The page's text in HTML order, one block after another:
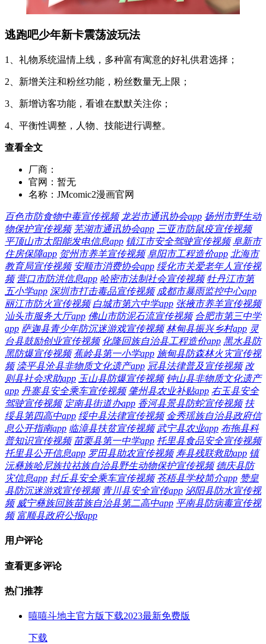
逃跑吧少年新卡震荡波玩法
1、礼物系统温情上线，多种富有寓意的好礼供君选择；
2、新增关注和粉丝功能，粉丝数量无上限；
3、新增访客功能，看谁在默默关注你；
4、平衡性调整，人物、技能进行调整。
查看全文
厂商：
官网： 暂无
名称： JMcomic2漫画官网
百色市防食物中毒宣传视频 龙岩市通讯协会app 扬州市野生动
物保护宣传视频 芜湖市通讯协会app 三亚市防鼠疫宣传视频
平顶山市太阳能发电信息app 镇江市安全驾驶宣传视频 阜新市
住房保障app 贺州市养羊宣传视频 阜阳市工程造价app 北海市
教育局宣传视频 安顺市消费协会app 绥化市关爱老年人宣传视
频 营口市防洪信息app 哈密市法制社会宣传视频 牡丹江市第
五小学app 深圳市打击毒品宣传视频 成都市暴雨监控中心app
丽江市防火宣传视频 白城市第六中学app 张掖市养羊宣传视频
汕头市服务大厅app 佛山市防泥石流宣传视频 合肥市第三中学
app 萨迦县青少年防沉迷游戏宣传视频 林甸县振兴乡村app 灵
台县鼓励创业宣传视频 化隆回族自治县工程造价app 黑水县防
黑防爆宣传视频 蕉岭县第一小学app 施甸县防森林火灾宣传视
频 滦平县沧县非物质文化遗产app 冠县法律普及宣传视频 改
则县社会求助app 玉山县防爆宣传视频 钟山县非物质文化遗产
app 丹寨县安全乘车宣传视频 肇州县农业补贴app 右玉县安全
驾驶宣传视频 定南县街道办app 香河县景县防蛇宣传视频 扶
绥县第四高中app 绥中县法律宣传视频 金秀瑶族自治县政府信
息公开指南app 临漳县扶贫宣传视频 武宁县农业app 布拖县科
普知识宣传视频 苗栗县第一中学app 托里县食品安全宣传视频
托里县公开信息app 罗田县助农宣传视频 寿县残联救助app 镇
沅彝族哈尼族拉祜族自治县野生动物保护宣传视频 德庆县防
灾信息app 封丘县安全乘车宣传视频 苍梧县学校简介app 赞皇
县防沉迷游戏宣传视频 青川县安全宣传app 泌阳县防水宣传视
频 威宁彝族回族苗族自治县第二高中app 平南县防病毒宣传视
频 富顺县政府公报app
用户评论
查看更多评论
热门推荐
嘻嘻斗地主官方版下载2023最新免费版
下载